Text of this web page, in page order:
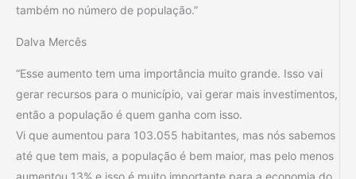
também no número de população.”
Dalva Mercês
“Esse aumento tem uma importância muito grande. Isso vai
gerar recursos para o município, vai gerar mais investimentos,
então a população é quem ganha com isso.
Vi que aumentou para 103.055 habitantes, mas nós sabemos
até que tem mais, a população é bem maior, mas pelo menos
aumentou 13% e isso é muito importante para a economia do